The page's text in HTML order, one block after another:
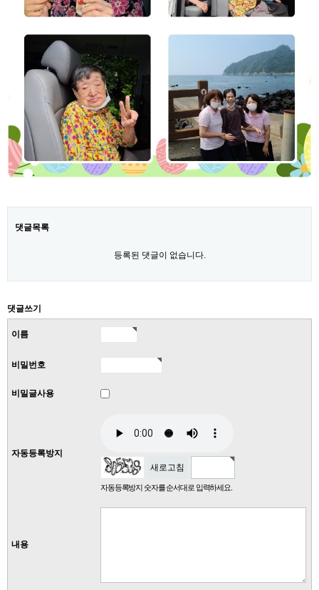
댓글목록
등록된 댓글이 없습니다.
댓글쓰기
이름
비밀번호
비밀글사용
자동등록방지
새로고침
자동등록방지 숫자를 순서대로 입력하세요.
내용